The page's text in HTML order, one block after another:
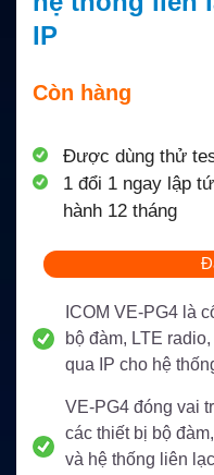
IP
Còn hàng
Được dùng thử
1 đổi 1 ngay lập
hành 12 tháng
ICOM VE-PG4 là
bộ đàm, LTE
qua IP cho hệ
VE-PG4 đóng vai
các thiết bị bộ
và hệ thống liên